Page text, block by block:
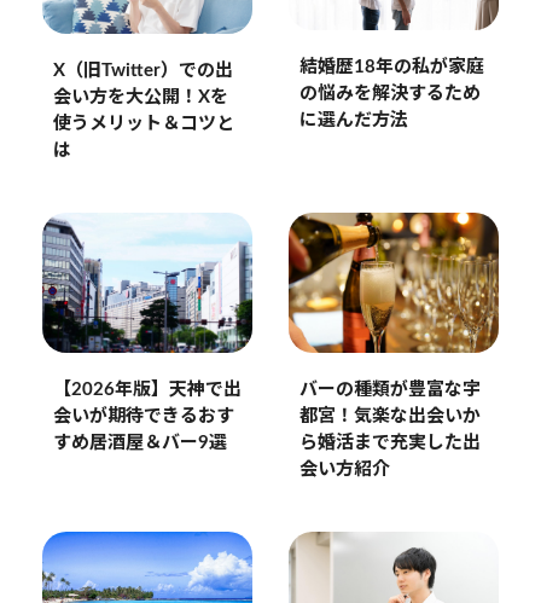
X（旧Twitter）での出
会い方を大公開！Xを
使うメリット＆コツと
は
結婚歴18年の私が家庭
の悩みを解決するため
に選んだ方法
【2026年版】天神で出
会いが期待できるおす
すめ居酒屋＆バー9選
バーの種類が豊富な宇
都宮！気楽な出会いか
ら婚活まで充実した出
会い方紹介